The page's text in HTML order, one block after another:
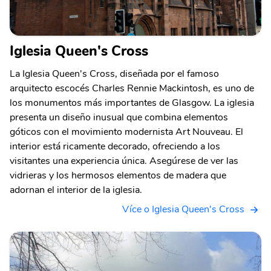
Iglesia Queen's Cross
La Iglesia Queen's Cross, diseñada por el famoso
arquitecto escocés Charles Rennie Mackintosh, es uno de
los monumentos más importantes de Glasgow. La iglesia
presenta un diseño inusual que combina elementos
góticos con el movimiento modernista Art Nouveau. El
interior está ricamente decorado, ofreciendo a los
visitantes una experiencia única. Asegúrese de ver las
vidrieras y los hermosos elementos de madera que
adornan el interior de la iglesia.
Více o Iglesia Queen's Cross